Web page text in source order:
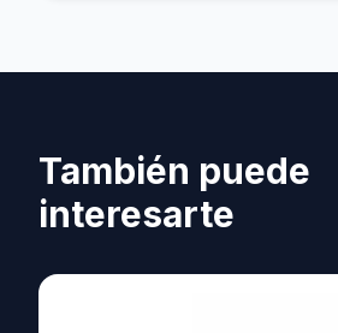
También puede
interesarte